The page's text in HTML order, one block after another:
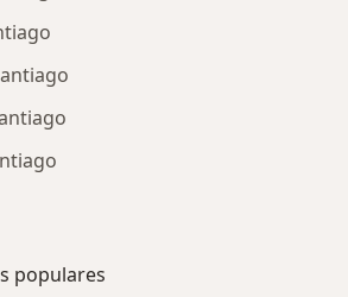
populares